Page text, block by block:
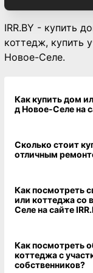
IRR.BY - купить
коттедж, купить
Новое-Селе.
Как купить дом или коттедж с
д Новое-Селе на
Сколько стоит
отличным
Как посмотреть
или коттеджа со всеми коммуникациями в д Новое-
Селе на сайте
Как посмотреть
коттеджа с
собственников?